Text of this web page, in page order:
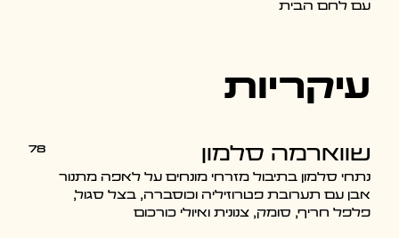
עם לחם הבית
עיקריות
שווארמה סלמון
נתחי סלמון בתיבול מזרחי מונחים על לאפה מתנור
אבן עם תערובת פטרוזיליה וכוסברה, בצל סגול,
פלפל חריף, סומק, צנונית ואיולי כורכום
78